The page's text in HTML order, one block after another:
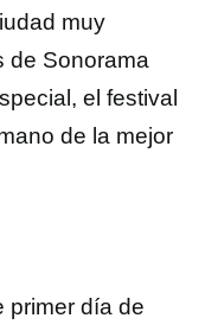
muy
de Sonorama
el festival
de la mejor
primer día de